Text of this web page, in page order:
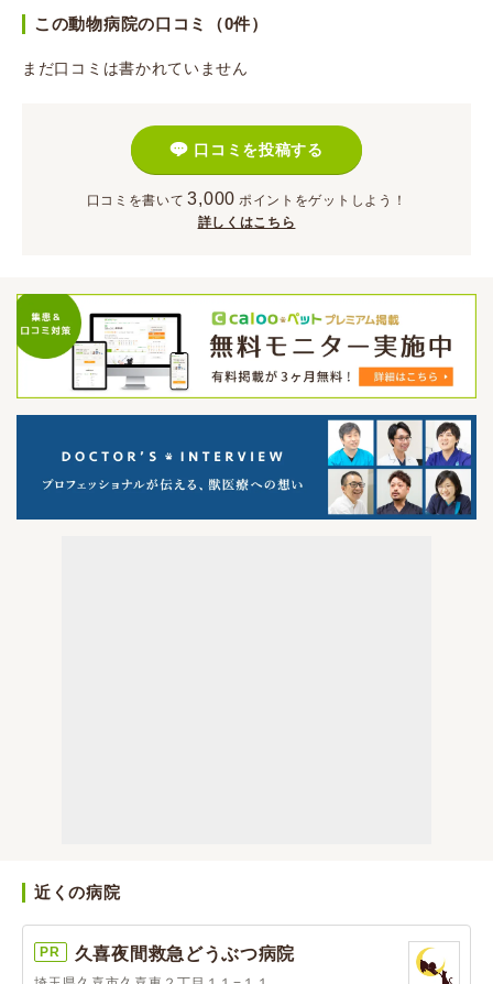
この動物病院の口コミ（0件）
まだ口コミは書かれていません
口コミを投稿する
口コミを書いて 3,000 ポイント をゲットしよう！
詳しくはこちら
近くの病院
PR 久喜夜間救急どうぶつ病院